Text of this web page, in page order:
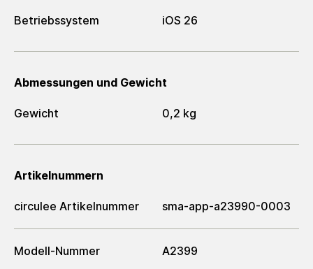
Betriebssystem iOS 26
Abmessungen und Gewicht
Gewicht 0,2 kg
Artikelnummern
circulee Artikelnummer sma-app-a23990-0003
Modell-Nummer A2399